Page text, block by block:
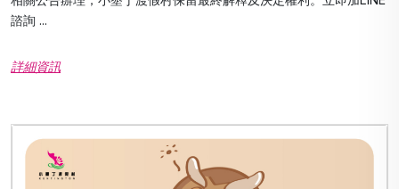
諮詢 ...
詳細資訊